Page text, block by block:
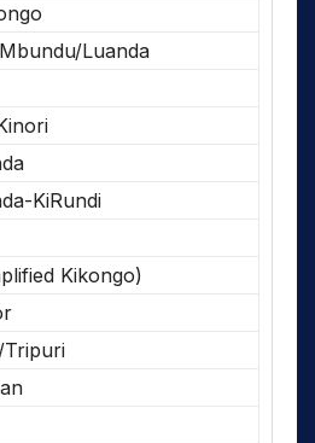
Luanda
KiRundi
Kikongo)